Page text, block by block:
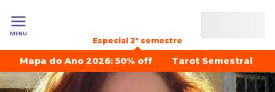
MENU
Especial 2º semestre
Mapa do Ano 2026: 50% off Tarot Semestral